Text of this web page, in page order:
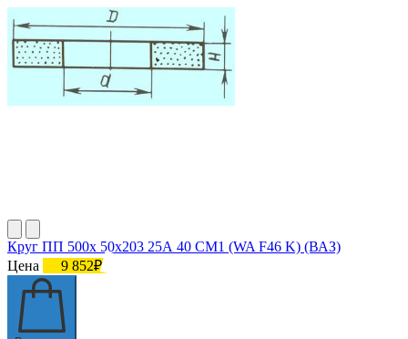
Круг ПП 500х 50х203 25А 40 СМ1 (WA F46 K) (ВАЗ)
Цена
9 852₽